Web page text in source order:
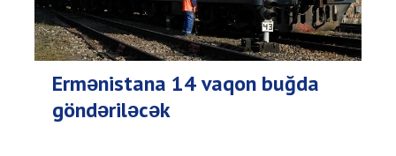
Ermənistana 14 vaqon buğda
göndəriləcək